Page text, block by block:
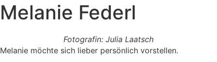
Melanie Federl
Fotografin: Julia Laatsch
Melanie möchte sich lieber persönlich vorstellen.